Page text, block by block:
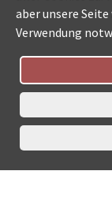
Datenschutz
aber unsere
Verwendung